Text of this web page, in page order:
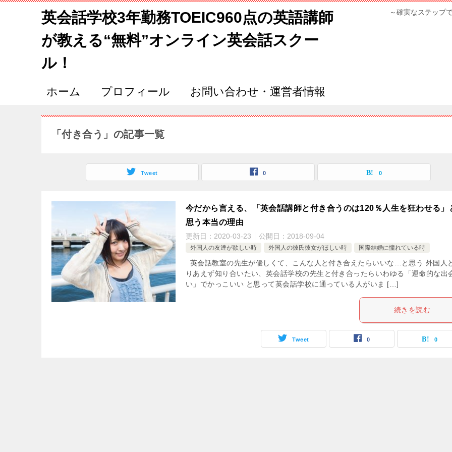
英会話学校3年勤務TOEIC960点の英語講師
が教える“無料”オンライン英会話スクー
ル！
～確実なステップ
ホーム プロフィール お問い合わせ・運営者情報
「付き合う」の記事一覧
Tweet 0 0
今だから言える、「英会話講師と付き合うのは120％人生を狂わせる」
思う本当の理由
更新日： 2020-03-23 公開日： 2018-09-04
外国人の友達が欲しい時 外国人の彼氏彼女がほしい時 国際結婚に憧れている時
英会話教室の先生が優しくて、こんな人と付き合えたらいいな…と思う 外国人
りあえず知り合いたい、英会話学校の先生と付き合ったらいわゆる「運命的な出
い」でかっこいい と思って英会話学校に通っている人がいま […]
続きを読む
Tweet 0 0